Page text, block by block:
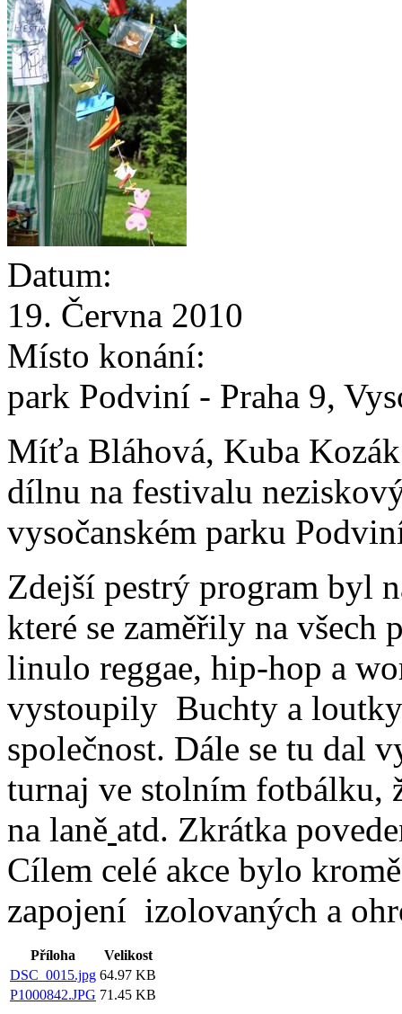
Datum:
19. Června 2010
Místo konání:
park Podviní - Praha 9,
Míťa Bláhová, Kuba
dílnu na festivalu
vysočanském parku
Zdejší pestrý program byl
které se zaměřily na všech
linulo reggae, hip-hop a
vystoupily Buchty a
společnost. Dále se tu dal
turnaj ve stolním fotbálku,
na laně atd. Zkrátka
Cílem celé akce bylo
zapojení izolovaných a
Příloha
Velikost
DSC_0015.jpg 64.97 KB
P1000842.JPG 71.45 KB